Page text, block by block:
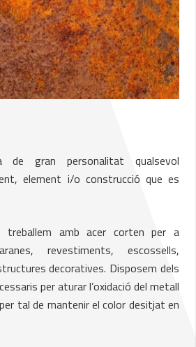
de gran personalitat qualsevol
element i/o construcció que es
treballem amb acer corten per a
revestiments, escossells,
decoratives. Disposem dels
per aturar l’oxidació del metall
tal de mantenir el color desitjat en